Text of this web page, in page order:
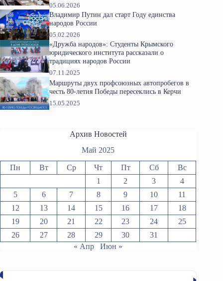
05.06.2026
Владимир Путин дал старт Году единства
народов России
05.02.2026
«Дружба народов»: Студенты Крымского
юридического института рассказали о
традициях народов России
07.11.2025
Маршруты двух профсоюзных автопробегов в
честь 80-летия Победы пересеклись в Керчи
15.05.2025
Архив Новостей
Май 2025
Пн Вт Ср Чт Пт Сб
Вс
1
2 3
4
5
6 7 8 9 10
11
12
13 14 15 16 17
18
19
20 21 22 23 24
25
26
27 28 29 30
31
« Апр
Июн »